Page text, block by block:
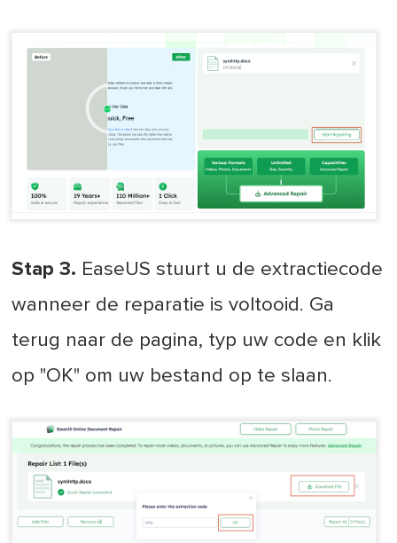
Stap 3. EaseUS stuurt u de extractiecode
wanneer de reparatie is voltooid. Ga
terug naar de pagina, typ uw code en klik
op "OK" om uw bestand op te slaan.